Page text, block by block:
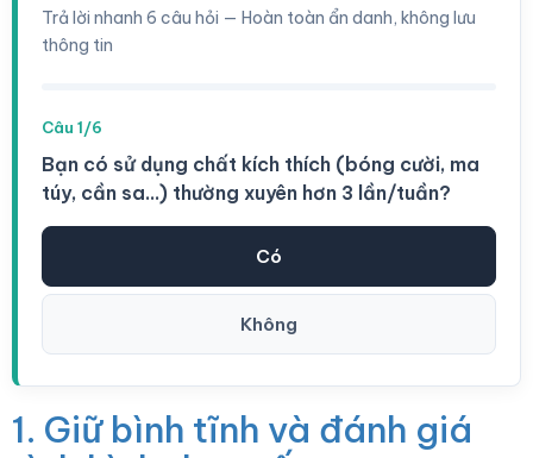
Trả lời nhanh 6 câu hỏi — Hoàn toàn ẩn danh, không lưu
thông tin
Câu 1/6
Bạn có sử dụng chất kích thích (bóng cười, ma
túy, cần sa...) thường xuyên hơn 3 lần/tuần?
Có
Không
1. Giữ bình tĩnh và đánh giá